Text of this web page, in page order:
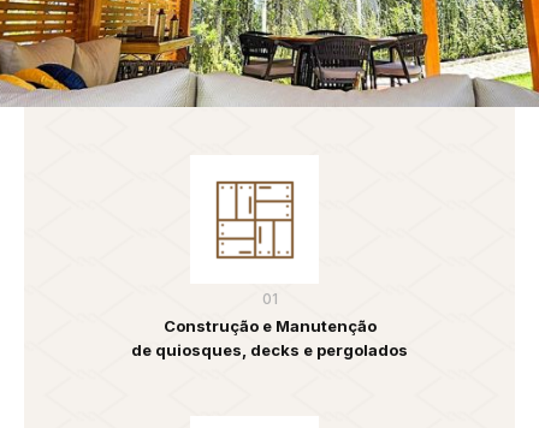
01
Construção e Manutenção
de quiosques, decks e pergolados